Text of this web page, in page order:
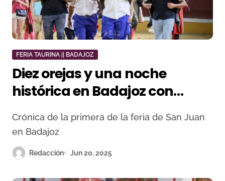
FERIA TAURINA || BADAJOZ
Diez orejas y una noche
histórica en Badajoz con
Ventura, Fernandes y
Hermoso en lo alto del rejoneo
Crónica de la primera de la feria de San Juan
en Badajoz
Redacción Jun 20, 2025